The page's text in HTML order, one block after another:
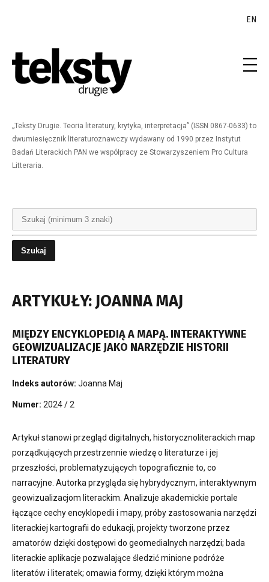
EN
„Teksty Drugie. Teoria literatury, krytyka, interpretacja” (ISSN 0867-0633) to
dwumiesięcznik literaturoznawczy wydawany od 1990 przez Instytut
Badań Literackich PAN we współpracy ze Stowarzyszeniem Pro Cultura
Litteraria.
ARTYKUŁY: JOANNA MAJ
MIĘDZY ENCYKLOPEDIĄ A MAPĄ. INTERAKTYWNE
GEOWIZUALIZACJE JAKO NARZĘDZIE HISTORII
LITERATURY
Indeks autorów: Joanna Maj
Numer: 2024 / 2
Artykuł stanowi przegląd digitalnych, historycznoliterackich map
porządkujących przestrzennie wiedzę o literaturze i jej
przeszłości, problematyzujących topograficznie to, co
narracyjne. Autorka przygląda się hybrydycznym, interaktywnym
geowizualizacjom literackim. Analizuje akademickie portale
łączące cechy encyklopedii i mapy, próby zastosowania narzędzi
literackiej kartografii do edukacji, projekty tworzone przez
amatorów dzięki dostępowi do geomedialnych narzędzi; bada
literackie aplikacje pozwalające śledzić minione podróże
literatów i literatek; omawia formy, dzięki którym można